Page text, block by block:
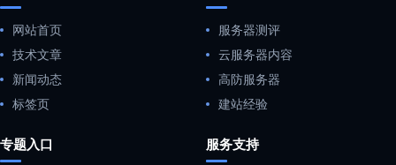
网站首页
技术文章
新闻动态
标签页
服务器测评
云服务器内容
高防服务器
建站经验
专题入口 服务支持